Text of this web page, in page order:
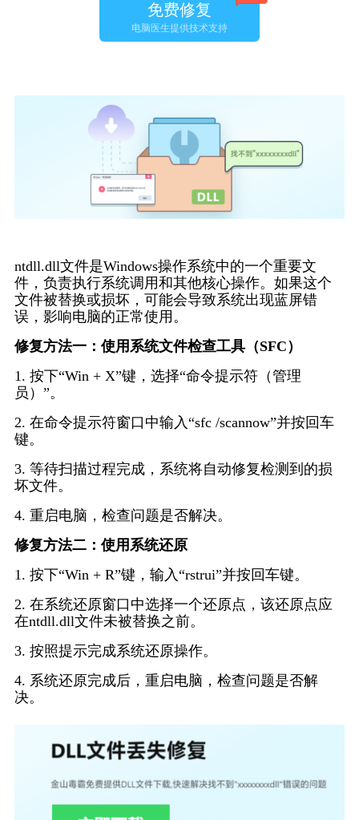
免费修复
电脑医生提供技术支持
ntdll.dll文件是Windows操作系统中的一个重要文
件，负责执行系统调用和其他核心操作。如果这个
文件被替换或损坏，可能会导致系统出现蓝屏错
误，影响电脑的正常使用。
修复方法一：使用系统文件检查工具（SFC）
1. 按下“Win + X”键，选择“命令提示符（管理
员）”。
2. 在命令提示符窗口中输入“sfc /scannow”并按回车
键。
3. 等待扫描过程完成，系统将自动修复检测到的损
坏文件。
4. 重启电脑，检查问题是否解决。
修复方法二：使用系统还原
1. 按下“Win + R”键，输入“rstrui”并按回车键。
2. 在系统还原窗口中选择一个还原点，该还原点应
在ntdll.dll文件未被替换之前。
3. 按照提示完成系统还原操作。
4. 系统还原完成后，重启电脑，检查问题是否解
决。